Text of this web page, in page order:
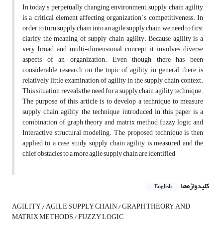
In today’s perpetually changing environment, supply chain agility
is a critical element affecting organization`s competitiveness. In
order to turn supply chain into an agile supply chain, we need to first
clarify the meaning of supply chain agility. Because agility is a
very broad and multi-dimensional concept, it involves diverse
aspects of an organization. Even though there has been
considerable research on the topic of agility, in general, there is
relatively little examination of agility in the supply chain context.
This situation reveals the need for a supply chain agility technique.
The purpose of this article is to develop a technique to measure
supply chain agility, the technique introduced in this paper is a
combination of graph theory and matrix method, fuzzy logic and
Interactive structural modeling. The proposed technique is then
applied to a case study, supply chain agility is measured and the
chief obstacles to a more agile supply chain are identified
کلیدواژه‌ها English
AGILITY / AGILE SUPPLY CHAIN / GRAPH THEORY AND
MATRIX METHODS / FUZZY LOGIC